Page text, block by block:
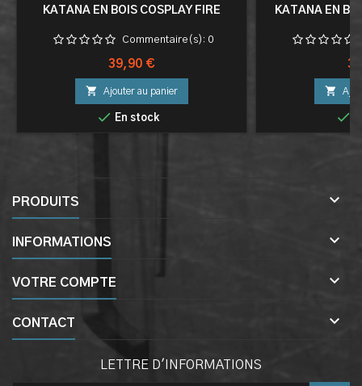
KATANA EN BOIS COSPLAY FIRE
Commentaire(s): 0
Prix
39,90 €
 Ajouter au panier
 En stock
KATANA EN


PRODUITS 
INFORMATIONS 
VOTRE COMPTE 
CONTACT 
LETTRE D'INFORMATIONS